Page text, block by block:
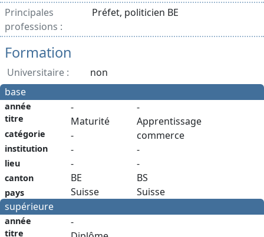
Principales
professions :
Préfet, politicien BE
Formation
Universitaire :
non
base
année
titre
catégorie
institution
lieu
canton
pays
-
Maturité
-
-
-
BE
Suisse
-
Apprentissage
commerce
-
-
BS
Suisse
supérieure
année
titre
-